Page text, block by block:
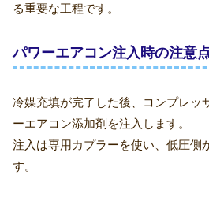
る重要な工程です。
パワーエアコン注入時の注意
冷媒充填が完了した後、コンプレッ
ーエアコン添加剤を注入します。
注入は専用カプラーを使い、低圧側
す。